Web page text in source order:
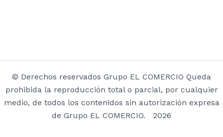
© Derechos reservados Grupo EL COMERCIO Queda
prohibida la reproducción total o parcial, por cualquier
medio, de todos los contenidos sin autorización expresa
de Grupo EL COMERCIO. 2026